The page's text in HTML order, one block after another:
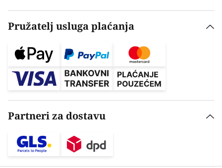
Pružatelj usluga plaćanja
Partneri za dostavu